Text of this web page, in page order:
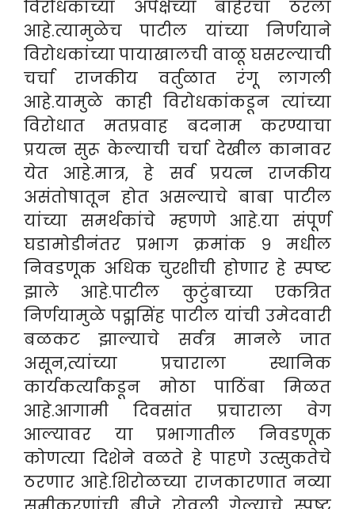
विरोधकांच्या अपेक्षेच्या बाहेरचा ठरला
आहे.त्यामुळेच पाटील यांच्या निर्णयाने
विरोधकांच्या पायाखालची वाळू घसरल्याची
चर्चा राजकीय वर्तुळात रंगू लागली
आहे.यामुळे काही विरोधकांकडून त्यांच्या
विरोधात मतप्रवाह बदनाम करण्याचा
प्रयत्न सुरू केल्याची चर्चा देखील कानावर
येत आहे.मात्र, हे सर्व प्रयत्न राजकीय
असंतोषातून होत असल्याचे बाबा पाटील
यांच्या समर्थकांचे म्हणणे आहे.या संपूर्ण
घडामोडीनंतर प्रभाग क्रमांक ९ मधील
निवडणूक अधिक चुरशीची होणार हे स्पष्ट
झाले आहे.पाटील कुटुंबाच्या एकत्रित
निर्णयामुळे पद्मसिंह पाटील यांची उमेदवारी
बळकट झाल्याचे सर्वत्र मानले जात
असून,त्यांच्या प्रचाराला स्थानिक
कार्यकर्त्यांकडून मोठा पाठिंबा मिळत
आहे.आगामी दिवसांत प्रचाराला वेग
आल्यावर या प्रभागातील निवडणूक
कोणत्या दिशेने वळते हे पाहणे उत्सुकतेचे
ठरणार आहे.शिरोळच्या राजकारणात नव्या